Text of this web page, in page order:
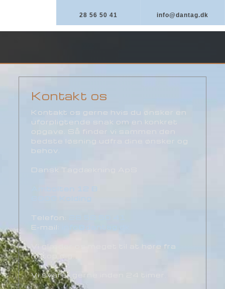
28 56 50 41 info@dantag.dk
Kontakt os​
​Kontakt os gerne hvis du ønsker en
uforpligtende snak om en konkret
opgave. Så finder vi sammen den
bedste løsning udfra dine ønsker og
behov.
​Dansk Tagdækning ApS
Telefon:
E-mail:
Vi glæder os meget til at høre fra
netop dig.
Vi svarer gerne inden 24 timer.